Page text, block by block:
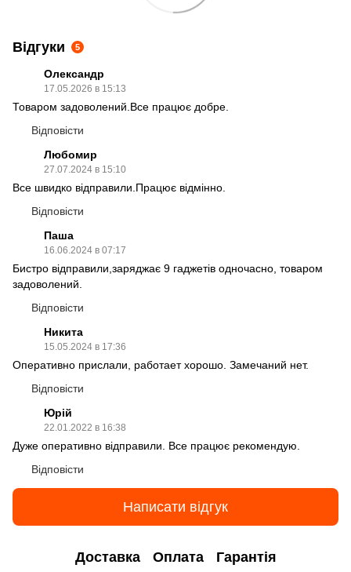
Відгуки 5
Олександр
17.05.2026 в 15:13
Товаром задоволений.Все працює добре.
Відповісти
Любомир
27.07.2024 в 15:10
Все швидко відправили.Працює відмінно.
Відповісти
Паша
16.06.2024 в 07:17
Бистро відправили,заряджає 9 гаджетів одночасно, товаром
задоволений.
Відповісти
Никита
15.05.2024 в 17:36
Оперативно прислали, работает хорошо. Замечаний нет.
Відповісти
Юрій
22.01.2022 в 16:38
Дуже оперативно відправили. Все працює рекомендую.
Відповісти
Написати відгук
Доставка Оплата Гарантія